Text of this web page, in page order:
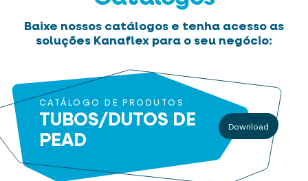
Baixe nossos catálogos e tenha acesso as
soluções Kanaflex para o seu negócio:
CATÁLOGO DE PRODUTOS
TUBOS/DUTOS DE
PEAD
Download